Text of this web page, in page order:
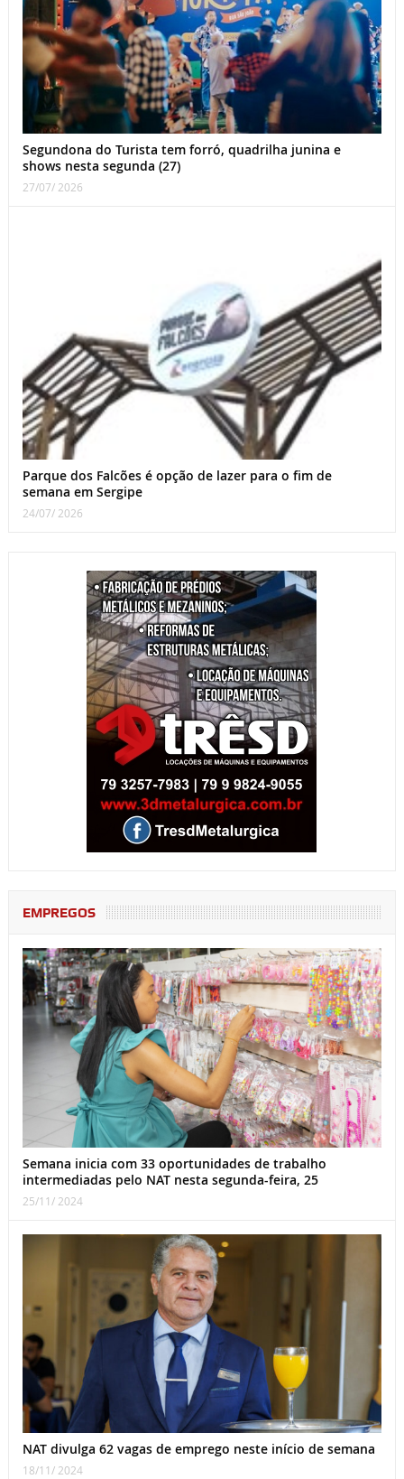
Segundona do Turista tem forró, quadrilha junina e
shows nesta segunda (27)
27/07/ 2026
Parque dos Falcões é opção de lazer para o fim de
semana em Sergipe
24/07/ 2026
EMPREGOS
Semana inicia com 33 oportunidades de trabalho
intermediadas pelo NAT nesta segunda-feira, 25
25/11/ 2024
NAT divulga 62 vagas de emprego neste início de semana
18/11/ 2024